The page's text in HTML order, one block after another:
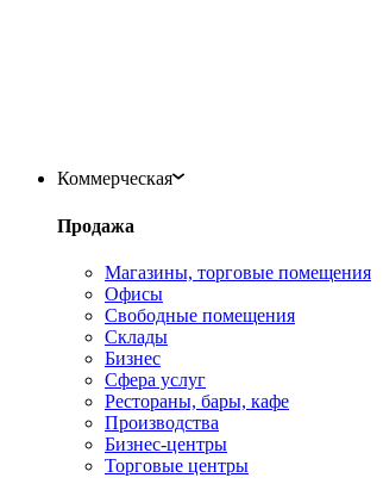
Коммерческая
Продажа
Магазины, торговые помещения
Офисы
Свободные помещения
Склады
Бизнес
Сфера услуг
Рестораны, бары, кафе
Производства
Бизнес-центры
Торговые центры